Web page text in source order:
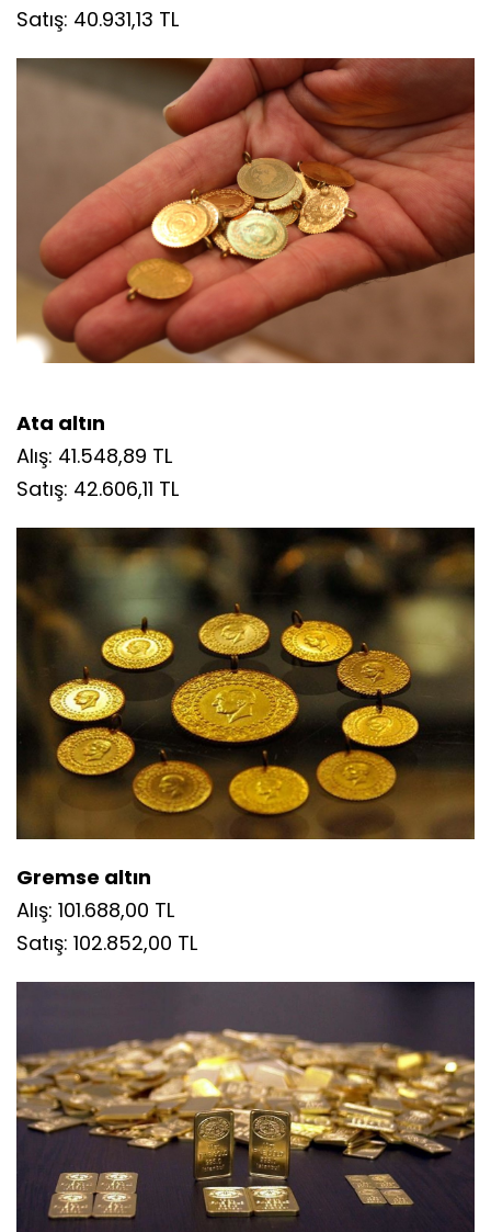
Cumhuriyet altını
Alış: 40.171,24 TL
Satış: 40.931,13 TL
Ata altın
Alış: 41.548,89 TL
Satış: 42.606,11 TL
Gremse altın
Alış: 101.688,00 TL
Satış: 102.852,00 TL